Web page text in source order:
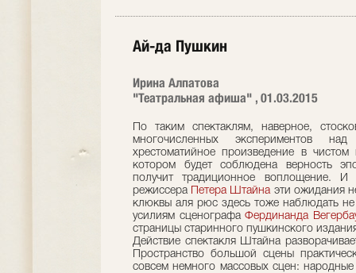
Ай-да Пушкин
Ирина Алпатова
"Театральная афиша" , 01.03.2015
По таким спектаклям, наверное,
многочисленных экспериментов
хрестоматийное произведение в
котором будет соблюдена верность
получит традиционное воплощение. И
режиссера
Петера Штайнаэти ожидания
клюквы а­ля рюс здесь тоже наблюдать
усилиям сценографаФердинанда
страницы старинного пушкинского
Действие спектакля Штайна
Пространство большой сцены
совсем немного массовых сцен: